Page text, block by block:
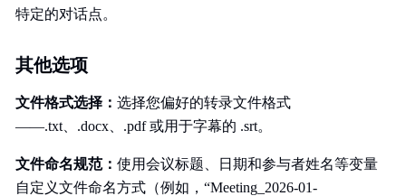
特定的对话点。
其他选项
文件格式选择： 选择您偏好的转录文件格式
——.txt、.docx、.pdf 或用于字幕的 .srt。
文件命名规范： 使用会议标题、日期和参与者姓名等变量
自定义文件命名方式（例如，“Meeting_2026-01-